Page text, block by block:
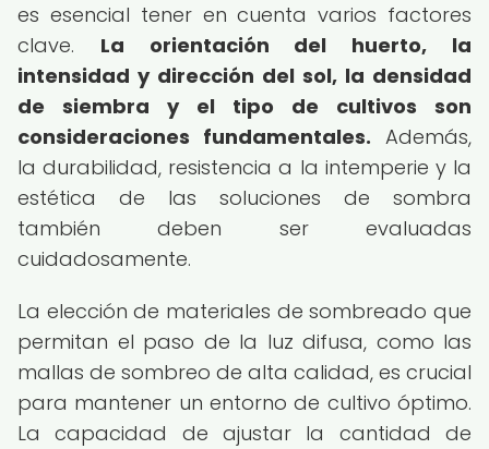
es esencial tener en cuenta varios factores
clave. La orientación del huerto, la
intensidad y dirección del sol, la densidad
de siembra y el tipo de cultivos son
consideraciones fundamentales. Además,
la durabilidad, resistencia a la intemperie y la
estética de las soluciones de sombra
también deben ser evaluadas
cuidadosamente.
La elección de materiales de sombreado que
permitan el paso de la luz difusa, como las
mallas de sombreo de alta calidad, es crucial
para mantener un entorno de cultivo óptimo.
La capacidad de ajustar la cantidad de